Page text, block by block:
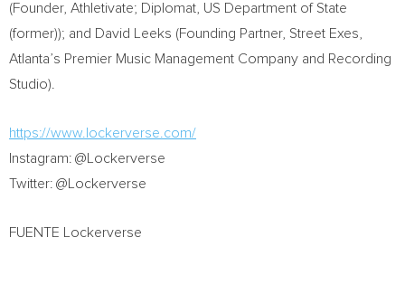
(Founder, Athletivate; Diplomat, US Department of State
(former)); and David Leeks (Founding Partner, Street Exes,
Atlanta’s Premier Music Management Company and Recording
Studio).
https://www.lockerverse.com/
Instagram: @Lockerverse
Twitter: @Lockerverse
FUENTE Lockerverse